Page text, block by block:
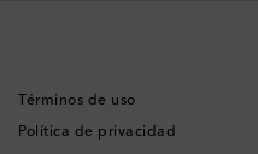
Términos de uso
Política de privacidad